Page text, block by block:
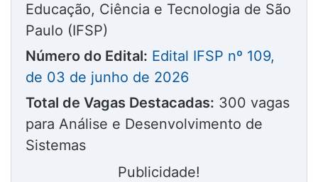
Educação, Ciência e Tecnologia de São
Paulo (IFSP)
Número do Edital: Edital IFSP nº 109,
de 03 de junho de 2026
Total de Vagas Destacadas: 300 vagas
para Análise e Desenvolvimento de
Sistemas
Publicidade!